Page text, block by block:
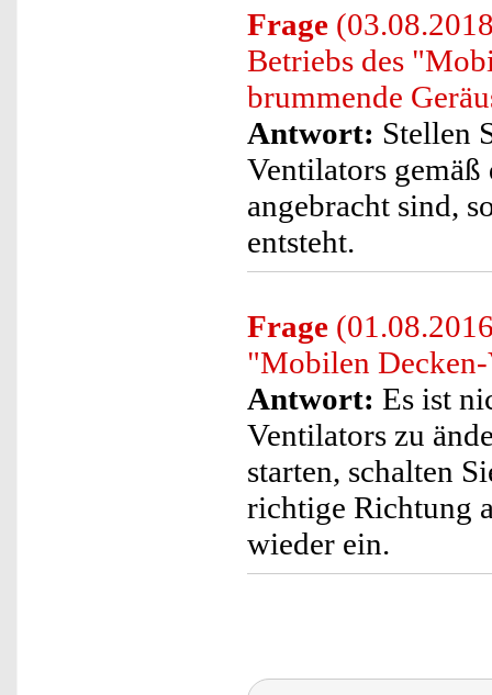
Frage
Betriebs des
brummende
Antwort: Stellen
Ventilators
angebracht sind,
entsteht.
Frage
"Mobilen
Antwort: Es ist
Ventilators zu
starten, schalten
richtige Richtung
wieder ein.